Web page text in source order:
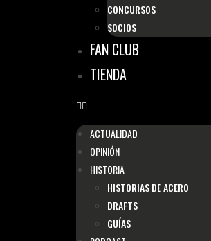
CONCURSOS
SOCIOS
FAN CLUB
TIENDA
ACTUALIDAD
OPINIÓN
HISTORIA
HISTORIAS DE ACERO
DRAFTS
GUÍAS